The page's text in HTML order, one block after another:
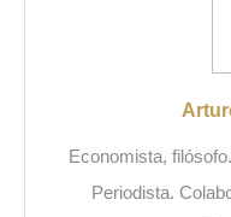
Economista,
Periodista.